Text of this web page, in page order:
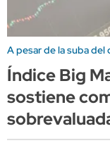
A pesar de la suba del
Índice Big
sostiene